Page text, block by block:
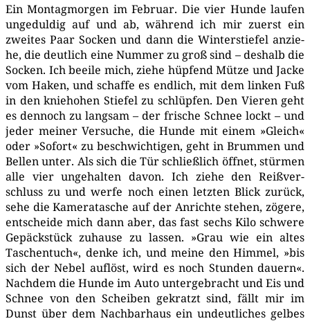
Ein Mon­tag­mor­gen im Febru­ar. Die vier Hun­de lau­fen
unge­dul­dig auf und ab, wäh­rend ich mir zuerst ein
zwei­tes Paar Socken und dann die Win­ter­stie­fel anzie­
he, die deut­lich eine Num­mer zu groß sind – des­halb die
Socken. Ich beei­le mich, zie­he hüp­fend Müt­ze und Jacke
vom Haken, und schaf­fe es end­lich, mit dem lin­ken Fuß
in den knie­ho­hen Stie­fel zu schlüp­fen. Den Vie­ren geht
es den­noch zu lang­sam – der fri­sche Schnee lockt – und
jeder mei­ner Ver­su­che, die Hun­de mit einem »Gleich«
oder »Sofort« zu beschwich­ti­gen, geht in Brum­men und
Bel­len unter. Als sich die Tür schließ­lich öff­net, stür­men
alle vier unge­hal­ten davon. Ich zie­he den Reiß­ver­
schluss zu und wer­fe noch einen letz­ten Blick zurück,
sehe die Kame­ra­ta­sche auf der Anrich­te ste­hen, zöge­re,
ent­schei­de mich dann aber, das fast sechs Kilo schwe­re
Gepäck­stück zuhau­se zu las­sen. »Grau wie ein altes
Taschen­tuch«, den­ke ich, und mei­ne den Him­mel, »bis
sich der Nebel auf­löst, wird es noch Stun­den dau­ern«.
Nach­dem die Hun­de im Auto unter­ge­bracht und Eis und
Schnee von den Schei­ben gekratzt sind, fällt mir im
Dunst über dem Nach­bar­haus ein undeut­li­ches gel­bes